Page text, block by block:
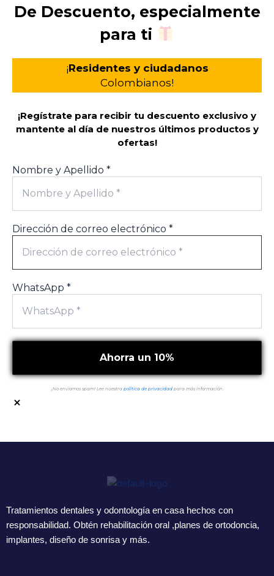
De Descuento, especialmente
para ti
¡Residentes y ciudadanos
Colombianos!
¡Regístrate para recibir tu descuento exclusivo y
mantente al día de nuestros últimos productos y
ofertas!
Nombre y Apellido *
Dirección de correo electrónico *
WhatsApp *
¡No enviamos spam! Lee nuestra política de privacidadpara más información.
Tratamientos dentales y odontología en casa hechos con
responsabilidad. Obtén rehabilitación oral ,planes de ortodoncia,
implantes, diseño de sonrisa y más.